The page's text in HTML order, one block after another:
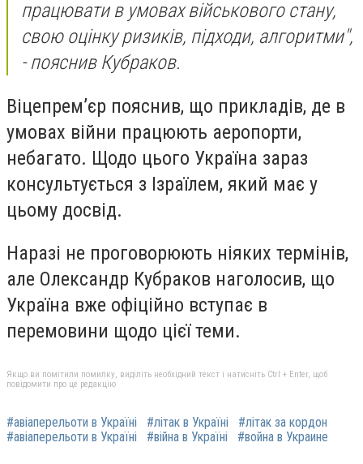
працювати в умовах військового стану,
свою оцінку ризиків, підходи, алгоритми",
- пояснив Кубраков.
Віцепрем’єр пояснив, що прикладів, де в
умовах війни працюють аеропорти,
небагато. Щодо цього Україна зараз
консультується з Ізраїлем, який має у
цьому досвід.
Наразі не проговорюють ніяких термінів,
але Олександр Кубраков наголосив, що
Україна вже офіційно вступає в
перемовини щодо цієї теми.
Якщо ви помітили помилку, виділіть необхідний текст і натисніть Ctrl + Enter, щоб
повідомити про це редакцію
#авіаперельоти в Україні #літак в Україні
#літак за кордон
#авіаперельоти в Україні
#війна в Україні #война в Украине